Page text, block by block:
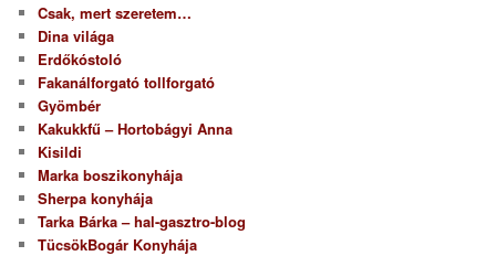
Csak, mert szeretem…
Dina világa
Erdőkóstoló
Fakanálforgató tollforgató
Gyömbér
Kakukkfű – Hortobágyi Anna
Kisildi
Marka boszikonyhája
Sherpa konyhája
Tarka Bárka – hal-gasztro-blog
TücsökBogár Konyhája